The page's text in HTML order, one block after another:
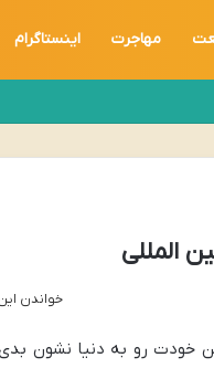
مهاجرت اینستاگرام
المللی
خواندن این مطلب 14
خودت رو به دنیا نشون بدی